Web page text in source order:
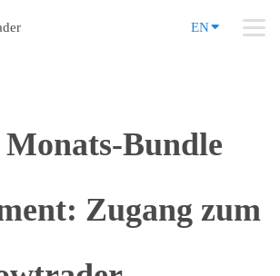
EN
Monats-Bundle
Zugang zum